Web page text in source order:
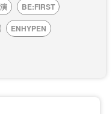
BE:FIRST
ENHYPEN